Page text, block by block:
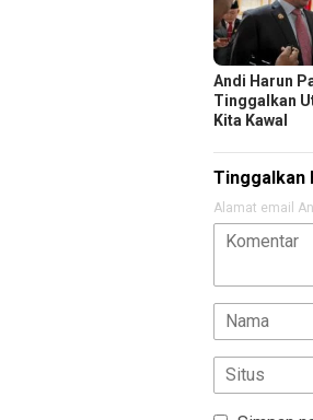
Andi Harun
Tinggalkan
Kita Kawal
Tinggalkan
Alamat email